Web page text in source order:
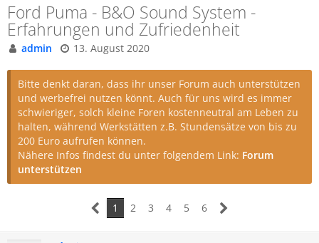
Ford Puma - B&O Sound System -
Erfahrungen und Zufriedenheit
admin 13. August 2020
Bitte denkt daran, dass ihr unser Forum auch unterstützen
und werbefrei nutzen könnt. Auch für uns wird es immer
schwieriger, solch kleine Foren kostenneutral am Leben zu
halten, während Werkstätten z.B. Stundensätze von bis zu
200 Euro aufrufen können.
Nähere Infos findest du unter folgendem Link: Forum
unterstützen
1 2 3 4 5 6